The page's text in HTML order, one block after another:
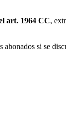
art. 1964 CC,
si se